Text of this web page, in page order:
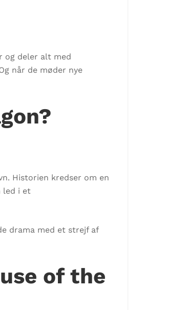
og deler alt med
når de møder nye
Historien kredser om en
led i et
drama med et strejf af
of the